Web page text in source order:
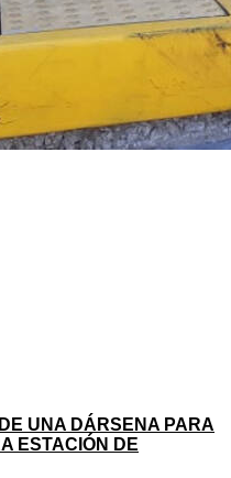
UNA DÁRSENA PARA
ESTACIÓN DE